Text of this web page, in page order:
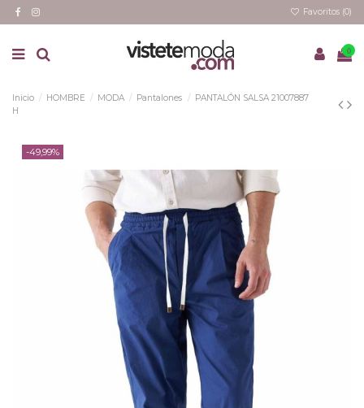
Favoritos (0)
0
Inicio HOMBRE MODA Pantalones
PANTALÓN SALSA 21007887
H
-49,99%